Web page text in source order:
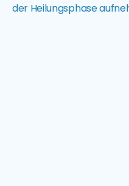
der Heilungsphase